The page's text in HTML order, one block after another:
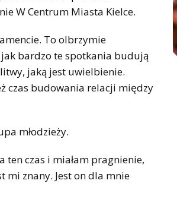
W Centrum Miasta Kielce.
To olbrzymie
jak bardzo te spotkania budują
jaką jest uwielbienie.
czas budowania relacji między
młodzieży.
ten czas i miałam pragnienie,
znany. Jest on dla mnie